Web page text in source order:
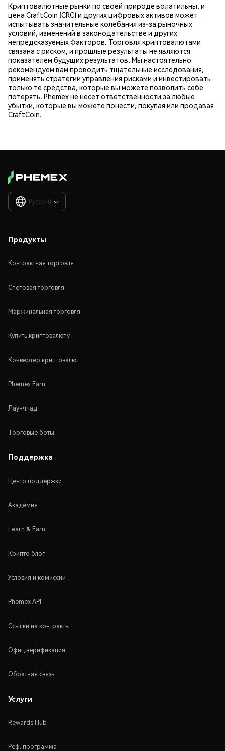
Криптовалютные рынки по своей природе волатильны, и
цена CraftCoin (CRC) и других цифровых активов может
испытывать значительные колебания из-за рыночных
условий, изменений в законодательстве и других
непредсказуемых факторов. Торговля криптовалютами
связана с риском, и прошлые результаты не являются
показателем будущих результатов. Мы настоятельно
рекомендуем вам проводить тщательные исследования,
применять стратегии управления рисками и инвестировать
только те средства, которые вы можете позволить себе
потерять. Phemex не несет ответственности за любые
убытки, которые вы можете понести, покупая или продавая
CraftCoin.
Русский 
Продукты
Контрактная торговля
Спотовая торговля
Маржинальная торговля
Купить криптовалюту
Конвертер криптовалют
Phemex Earn
Лаунчпад
Торговые боты
Поддержка
Центр поддержки
Академия
Learn & Earn
Крипто блог
Условия и комиссии
Phemex API
Ссылки на контракты
Офиц.верификация
Обратная связь
Услуги
Rewards Hub
Реф. программа